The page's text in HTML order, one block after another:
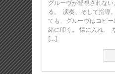
グルーヴが軽視されな
る。 演奏、そして指導
ても、グルーヴはコピ
緒に叩く。 懐に入れ。
[…]